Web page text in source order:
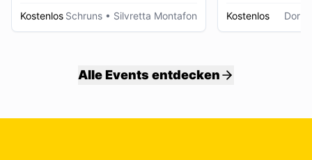
Kostenlos Schruns • Silvretta Montafon Kostenlos
Alle Events entdecken